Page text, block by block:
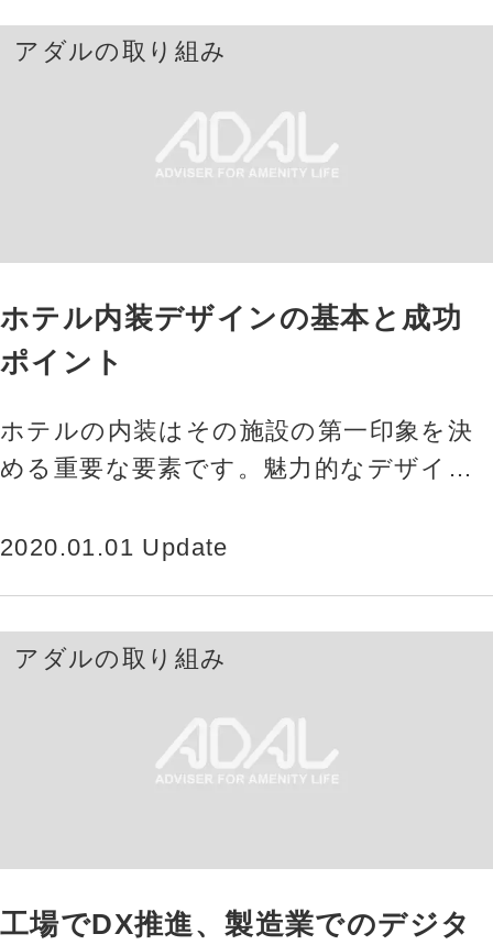
アダルの取り組み
ホテル内装デザインの基本と成功
ポイント
ホテルの内装はその施設の第一印象を決
める重要な要素です。魅力的なデザイン
し、新規顧客の獲得やリピーターの確…
2020.01.01 Update
アダルの取り組み
工場でDX推進、製造業でのデジタ